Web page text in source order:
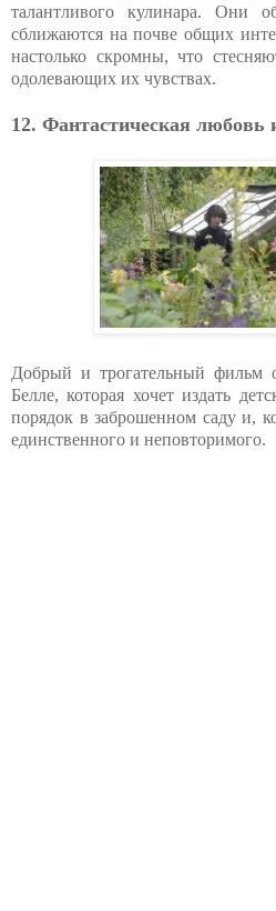
талантливого кулинара. Они
сближаются на почве общих
настолько скромны, что
одолевающих их чувствах.
12. Фантастическая любовь
Добрый и трогательный фильм
Белле, которая хочет издать
порядок в заброшенном саду и,
единственного и неповторимого.